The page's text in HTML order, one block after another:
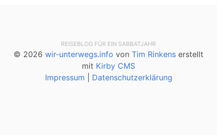
REISEBLOG FÜR EIN SABBATJAHR
© 2026 wir-unterwegs.info von Tim Rinkens erstellt
mit Kirby CMS
Impressum
Datenschutzerklärung